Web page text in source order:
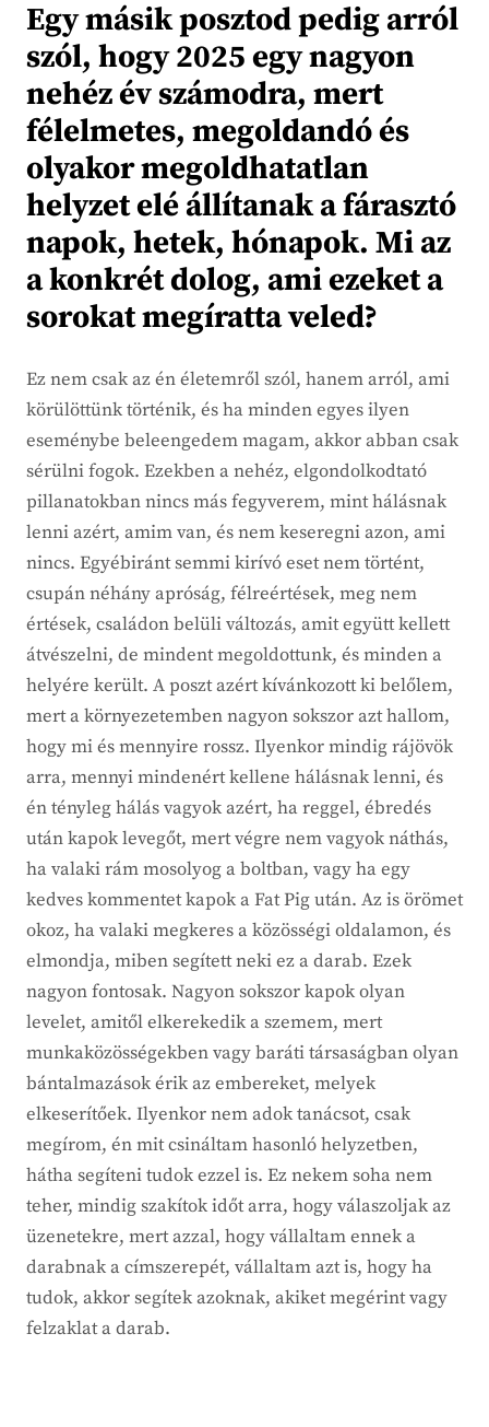
Egy másik posztod pedig arról
szól, hogy 2025 egy nagyon
nehéz év számodra, mert
félelmetes, megoldandó és
olyakor megoldhatatlan
helyzet elé állítanak a fárasztó
napok, hetek, hónapok. Mi az
a konkrét dolog, ami ezeket a
sorokat megíratta veled?
Ez nem csak az én életemről szól, hanem arról, ami
körülöttünk történik, és ha minden egyes ilyen
eseménybe beleengedem magam, akkor abban csak
sérülni fogok. Ezekben a nehéz, elgondolkodtató
pillanatokban nincs más fegyverem, mint hálásnak
lenni azért, amim van, és nem keseregni azon, ami
nincs. Egyébiránt semmi kirívó eset nem történt,
csupán néhány apróság, félreértések, meg nem
értések, családon belüli változás, amit együtt kellett
átvészelni, de mindent megoldottunk, és minden a
helyére került. A poszt azért kívánkozott ki belőlem,
mert a környezetemben nagyon sokszor azt hallom,
hogy mi és mennyire rossz. Ilyenkor mindig rájövök
arra, mennyi mindenért kellene hálásnak lenni, és
én tényleg hálás vagyok azért, ha reggel, ébredés
után kapok levegőt, mert végre nem vagyok náthás,
ha valaki rám mosolyog a boltban, vagy ha egy
kedves kommentet kapok a Fat Pig után. Az is örömet
okoz, ha valaki megkeres a közösségi oldalamon, és
elmondja, miben segített neki ez a darab. Ezek
nagyon fontosak. Nagyon sokszor kapok olyan
levelet, amitől elkerekedik a szemem, mert
munkaközösségekben vagy baráti társaságban olyan
bántalmazások érik az embereket, melyek
elkeserítőek. Ilyenkor nem adok tanácsot, csak
megírom, én mit csináltam hasonló helyzetben,
hátha segíteni tudok ezzel is. Ez nekem soha nem
teher, mindig szakítok időt arra, hogy válaszoljak az
üzenetekre, mert azzal, hogy vállaltam ennek a
darabnak a címszerepét, vállaltam azt is, hogy ha
tudok, akkor segítek azoknak, akiket megérint vagy
felzaklat a darab.